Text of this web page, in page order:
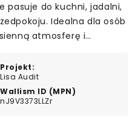
Projekt:
Lisa Audit
Wallism ID (MPN)
nJ9V3373LLZr
pasuje do kuchni, jadalni,
Idealna dla osób
atmosferę i